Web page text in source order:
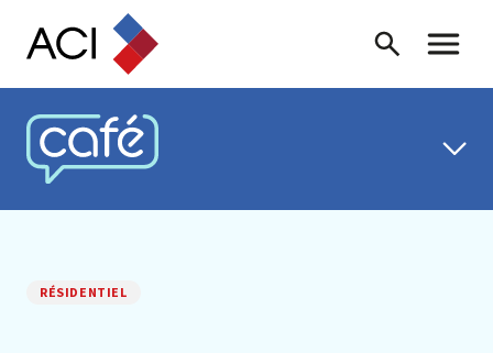
Skip to content
Recherche
Menu
CAFÉ ACI
RÉSIDENTIEL